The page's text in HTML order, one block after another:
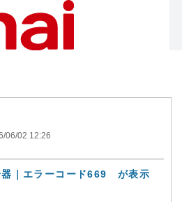
06/02 12:26
器｜エラーコード669 が表示